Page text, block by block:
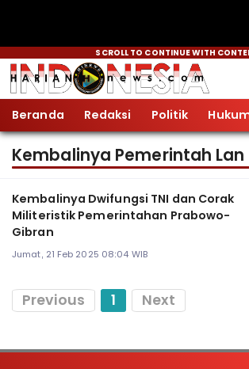
SCROLL TO CONTINUE WITH
Beranda Redaksi Politik
Kembalinya Pemerintah
Kembalinya Dwifungsi TNI dan Corak
Militeristik Pemerintahan Prabowo-
Gibran
Jumat, 21 Feb 2025 08:04 WIB
Previous 1 Next